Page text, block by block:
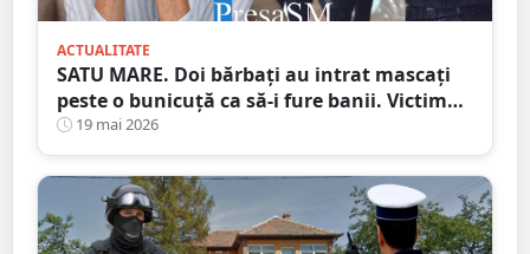
ACTUALITATE
SATU MARE. Doi bărbați au intrat mascați
peste o bunicuță ca să-i fure banii. Victima
i-a pus pe fugă!
19 mai 2026